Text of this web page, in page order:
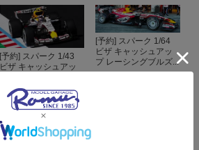
[予約] スパーク 1/43
ビザ キャッシュアッ
¥13,200(税込)
[予約] スパーク 1/64
ビザ キャッシュアッ
プ レーシングブルズ...